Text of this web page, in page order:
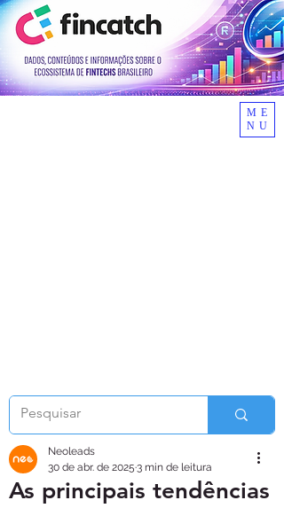
ME
NU
As principais tendências
Neoleads
30 de abr. de 2025 3 min de leitura